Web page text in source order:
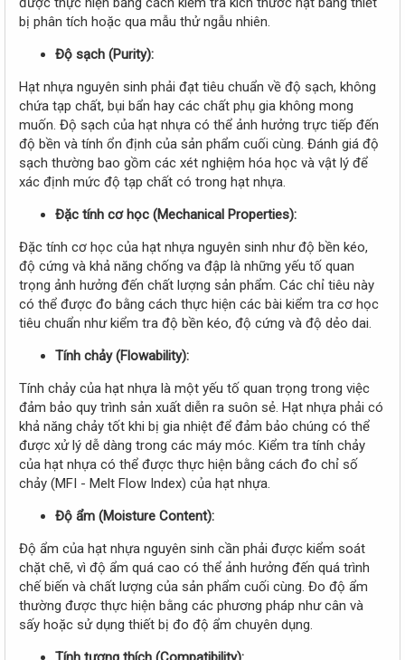
bị phân tích hoặc qua mẫu thử ngẫu nhiên.
Độ sạch (Purity):
Hạt nhựa nguyên sinh phải đạt tiêu chuẩn về độ sạch, không
chứa tạp chất, bụi bẩn hay các chất phụ gia không mong
muốn. Độ sạch của hạt nhựa có thể ảnh hưởng trực tiếp đến
độ bền và tính ổn định của sản phẩm cuối cùng. Đánh giá độ
sạch thường bao gồm các xét nghiệm hóa học và vật lý để
xác định mức độ tạp chất có trong hạt nhựa.
Đặc tính cơ học (Mechanical Properties):
Đặc tính cơ học của hạt nhựa nguyên sinh như độ bền kéo,
độ cứng và khả năng chống va đập là những yếu tố quan
trọng ảnh hưởng đến chất lượng sản phẩm. Các chỉ tiêu này
có thể được đo bằng cách thực hiện các bài kiểm tra cơ học
tiêu chuẩn như kiểm tra độ bền kéo, độ cứng và độ dẻo dai.
Tính chảy (Flowability):
Tính chảy của hạt nhựa là một yếu tố quan trọng trong việc
đảm bảo quy trình sản xuất diễn ra suôn sẻ. Hạt nhựa phải có
khả năng chảy tốt khi bị gia nhiệt để đảm bảo chúng có thể
được xử lý dễ dàng trong các máy móc. Kiểm tra tính chảy
của hạt nhựa có thể được thực hiện bằng cách đo chỉ số
chảy (MFI - Melt Flow Index) của hạt nhựa.
Độ ẩm (Moisture Content):
Độ ẩm của hạt nhựa nguyên sinh cần phải được kiểm soát
chặt chẽ, vì độ ẩm quá cao có thể ảnh hưởng đến quá trình
chế biến và chất lượng của sản phẩm cuối cùng. Đo độ ẩm
thường được thực hiện bằng các phương pháp như cân và
sấy hoặc sử dụng thiết bị đo độ ẩm chuyên dụng.